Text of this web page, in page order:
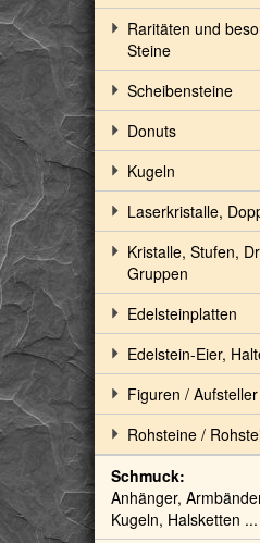
Raritäten und
Steine
Scheibensteine
Donuts
Kugeln
Laserkristalle,
Kristalle, Stufen,
Gruppen
Edelsteinplatten
Edelstein-Eier,
Figuren / Aufsteller
Rohsteine /
Schmuck:
Anhänger,
Kugeln, Halsketten ...